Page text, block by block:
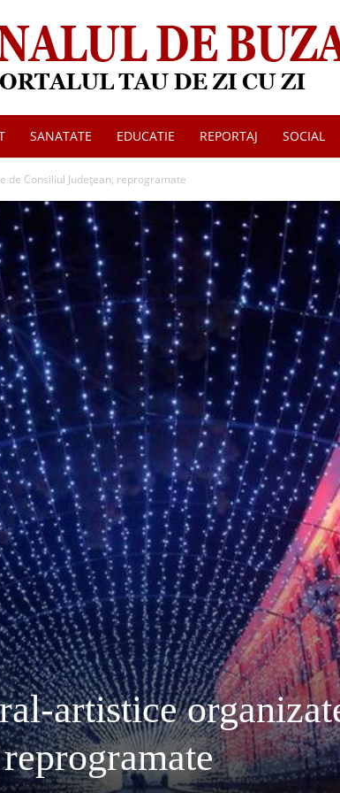
Jurnalul
de
Buzau
SANATATE EDUCATIE REPORTAJ SOCIAL
de Consiliul Județean, reprogramate
artistice